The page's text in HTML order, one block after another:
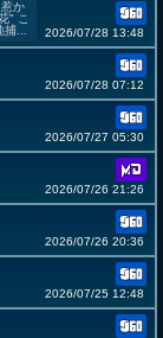
か
" こ
捕...
2026/07/28 13:48
2026/07/28 07:12
2026/07/27 05:30
2026/07/26 21:26
2026/07/26 20:36
2026/07/25 12:48